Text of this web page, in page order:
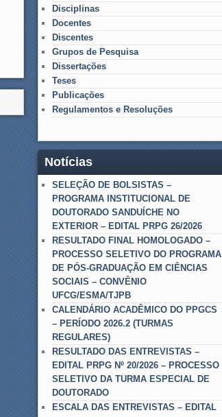
Disciplinas
Docentes
Discentes
Grupos de Pesquisa
Dissertações
Teses
Publicações
Regulamentos e Resoluções
Notícias
SELEÇÃO DE BOLSISTAS –
PROGRAMA INSTITUCIONAL DE
DOUTORADO SANDUÍCHE NO
EXTERIOR – EDITAL PRPG 26/2026
RESULTADO FINAL HOMOLOGADO –
PROCESSO SELETIVO DO PROGRAMA
DE PÓS-GRADUAÇÃO EM CIÊNCIAS
SOCIAIS – CONVÊNIO
UFCG/ESMA/TJPB
CALENDÁRIO ACADÊMICO DO PPGCS
– PERÍODO 2026.2 (TURMAS
REGULARES)
RESULTADO DAS ENTREVISTAS –
EDITAL PRPG Nº 20/2026 – PROCESSO
SELETIVO DA TURMA ESPECIAL DE
DOUTORADO
ESCALA DAS ENTREVISTAS – EDITAL